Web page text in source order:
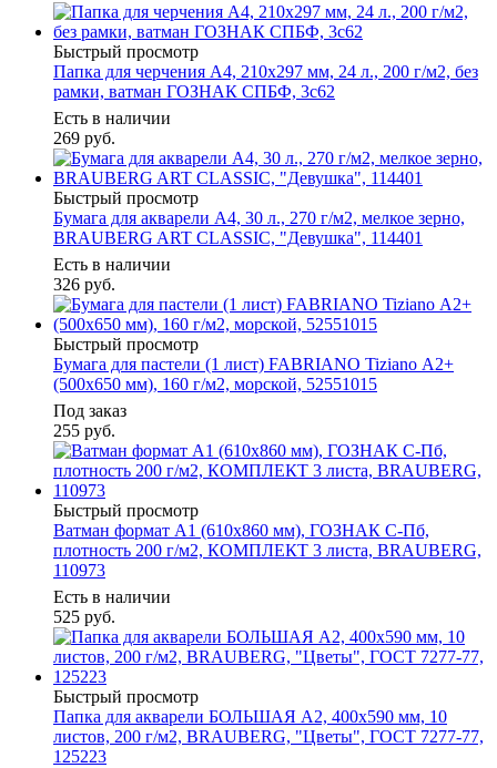
Быстрый просмотр
Папка для черчения А4, 210х297 мм, 24 л., 200 г/м2, без
рамки, ватман ГОЗНАК СПБФ, 3с62
Есть в наличии
269 руб.
Быстрый просмотр
Бумага для акварели А4, 30 л., 270 г/м2, мелкое зерно,
BRAUBERG ART CLASSIC, "Девушка", 114401
Есть в наличии
326 руб.
Быстрый просмотр
Бумага для пастели (1 лист) FABRIANO Tiziano А2+
(500х650 мм), 160 г/м2, морской, 52551015
Под заказ
255 руб.
Быстрый просмотр
Ватман формат А1 (610х860 мм), ГОЗНАК С-Пб,
плотность 200 г/м2, КОМПЛЕКТ 3 листа, BRAUBERG,
110973
Есть в наличии
525 руб.
Быстрый просмотр
Папка для акварели БОЛЬШАЯ А2, 400х590 мм, 10
листов, 200 г/м2, BRAUBERG, "Цветы", ГОСТ 7277-77,
125223